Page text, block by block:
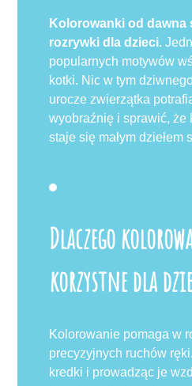
Kolorowanki od dawna
rozrywki dla dzieci.
popularnych motywów
kotki. Nic w tym
urocze zwierzątka
wyobraźnię i sprawić, że
staje się małym dziełem
Dlaczego
korzystne dla
Kolorowanie pomaga w
precyzyjnych ruchów
kredki i prowadząc je